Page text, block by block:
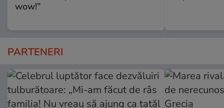
wow!”
PARTENERI